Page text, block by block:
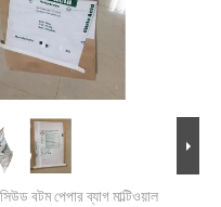
বটম পেপার ব্যাগ মাল্টিওয়াল